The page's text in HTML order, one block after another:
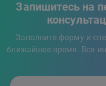
Запишитесь на
Заполните форму и
ближайшее время. Вся